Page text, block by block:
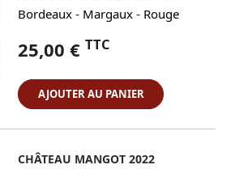
Bordeaux - Margaux - Rouge
25,00 € TTC
AJOUTER AU PANIER
CHÂTEAU MANGOT 2022